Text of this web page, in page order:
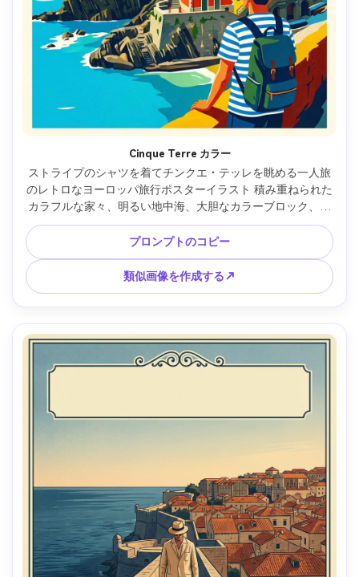
Cinque Terre カラー
ストライプのシャツを着てチンクエ・テッレを眺める一人旅
のレトロなヨーロッパ旅行ポスターイラスト 積み重ねられた
カラフルな家々、明るい地中海、大胆なカラーブロック、鮮
明なアウトライン、スクリーンプリントされたテクスチャ、
目的地のテキストのために空白のままになった大きな空のエ
リア、楽しい夏のムード、柔らかい映画のような照明 --ar
4:5
プロンプトのコピー
類似画像を作成する↗